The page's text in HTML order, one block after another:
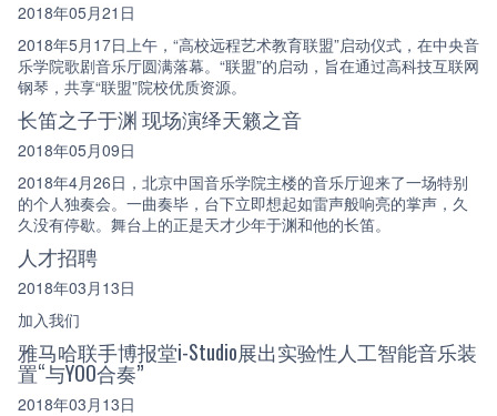
2018年05月21日
2018年5月17日上午，“高校远程艺术教育联盟”启动仪式，在中央音
乐学院歌剧音乐厅圆满落幕。“联盟”的启动，旨在通过高科技互联网
钢琴，共享“联盟”院校优质资源。
长笛之子于渊 现场演绎天籁之音
2018年05月09日
2018年4月26日，北京中国音乐学院主楼的音乐厅迎来了一场特别
的个人独奏会。一曲奏毕，台下立即想起如雷声般响亮的掌声，久
久没有停歇。舞台上的正是天才少年于渊和他的长笛。
人才招聘
2018年03月13日
加入我们
雅马哈联手博报堂i-Studio展出实验性人工智能音乐装
置“与YOO合奏”
2018年03月13日